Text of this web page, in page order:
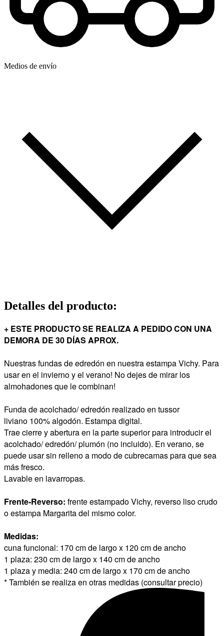
Medios de envío
Detalles del producto:
+ ESTE PRODUCTO SE REALIZA A PEDIDO CON UNA
DEMORA DE 30 DÍAS APROX.
Nuestras fundas de edredón en nuestra estampa Vichy. Para
usar en el invierno y el verano! No dejes de mirar los
almohadones que le combinan!
Funda de acolchado/ edredón realizado en tussor
liviano 100% algodón. Estampa digital.
Trae cierre y abertura en la parte superior para introducir el
acolchado/ edredón/ plumón (no incluido). En verano, se
puede usar sin relleno a modo de cubrecamas para que sea
más fresco.
Lavable en lavarropas.
Frente-Reverso: frente estampado Vichy, reverso liso crudo
o estampa Margarita del mismo color.
Medidas:
cuna funcional: 170 cm de largo x 120 cm de ancho
1 plaza: 230 cm de largo x 140 cm de ancho
1 plaza y media: 240 cm de largo x 170 cm de ancho
* También se realiza en otras medidas (consultar precio)